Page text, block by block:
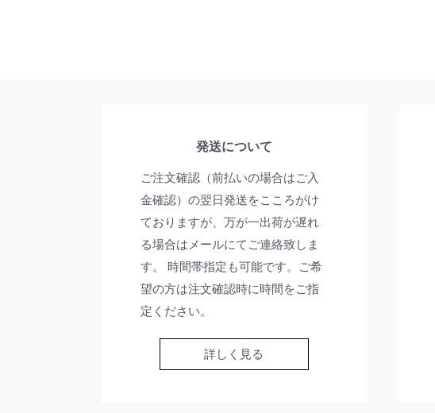
発送について
ご注文確認（前払いの場合はご入
金確認）の翌日発送をこころがけ
ておりますが、万が一出荷が遅れ
る場合はメールにてご連絡致しま
す。 時間帯指定も可能です。ご希
望の方は注文確認時に時間をご指
定ください。
詳しく見る